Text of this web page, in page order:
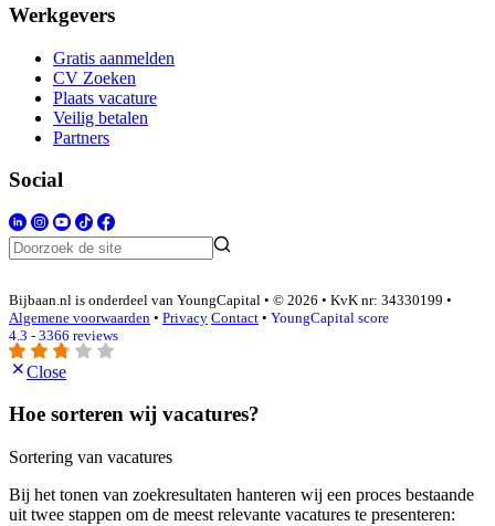
Werkgevers
Gratis aanmelden
CV Zoeken
Plaats vacature
Veilig betalen
Partners
Social
Bijbaan.nl is onderdeel van YoungCapital • © 2026 • KvK nr: 34330199 •
Algemene voorwaarden • Privacy Contact • YoungCapital score
4.3 - 3366 reviews
Close
Hoe sorteren wij vacatures?
Sortering van vacatures
Bij het tonen van zoekresultaten hanteren wij een proces bestaande
uit twee stappen om de meest relevante vacatures te presenteren: